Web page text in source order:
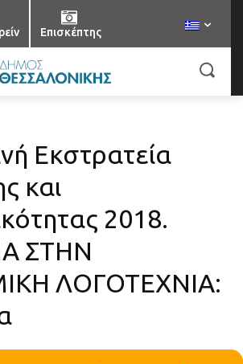
Επισκέπτης
Εκστρατεία
και
2018.
ΣΤΗΝ
ΛΟΓΟΤΕΧΝΙΑ: